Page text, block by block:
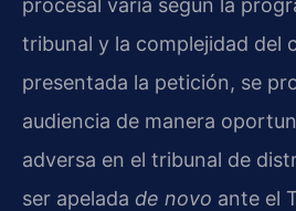
procesal varía según la
tribunal y la complejidad del
presentada la petición, se
audiencia de manera
adversa en el tribunal de
ser apelada de novo ante el